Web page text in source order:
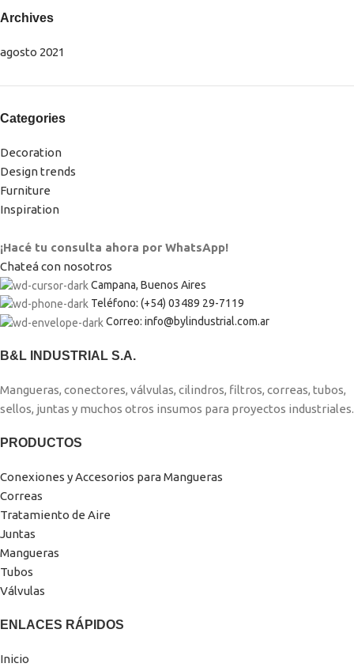
Archives
agosto 2021
Categories
Decoration
Design trends
Furniture
Inspiration
¡Hacé tu consulta ahora por WhatsApp!
Chateá con nosotros
Campana, Buenos Aires
Teléfono: (+54) 03489 29-7119
Correo: info@bylindustrial.com.ar
B&L INDUSTRIAL S.A.
Mangueras, conectores, válvulas, cilindros, filtros, correas, tubos,
sellos, juntas y muchos otros insumos para proyectos industriales.
PRODUCTOS
Conexiones y Accesorios para Mangueras
Correas
Tratamiento de Aire
Juntas
Mangueras
Tubos
Válvulas
ENLACES RÁPIDOS
Inicio